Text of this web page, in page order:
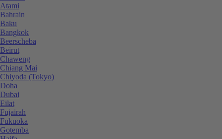
Atami
Bahrain
Baku
Bangkok
Beerscheba
Beirut
Chaweng
Chiang Mai
Chiyoda (Tokyo)
Doha
Dubai
Eilat
Fujairah
Fukuoka
Gotemba